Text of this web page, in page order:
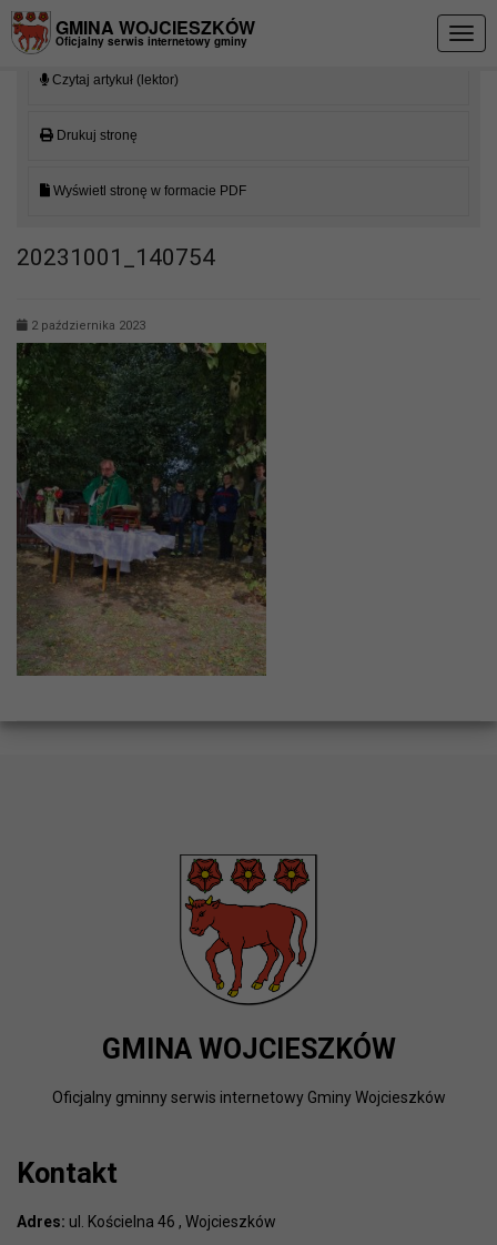
GMINA WOJCIESZKÓW
Oficjalny serwis internetowy gminy
Czytaj artykuł (lektor)
Drukuj stronę
Wyświetl stronę w formacie PDF
20231001_140754
2 października 2023
GMINA WOJCIESZKÓW
Oficjalny gminny serwis internetowy Gminy Wojcieszków
Kontakt
Adres: ul. Kościelna 46 , Wojcieszków